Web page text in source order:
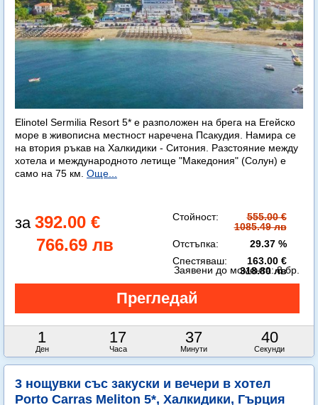
Elinotel Sermilia Resort 5* е разположен на брега на Егейско
море в живописна местност наречена Псакудия. Намира се
на втория ръкав на Халкидики - Ситония. Разстояние между
хотела и международното летище "Македония" (Солун) е
само на 75 км. Още...
392.00 €
766.69 лв
Стойност:
555.00 €
1085.49 лв
Отстъпка:
29.37 %
Спестяваш:
163.00 €
318.80 лв
1
Ден
17
Часа
37
Минути
38
Секунди
Заявени до момента:8 бр.
3 нощувки със закуски и вечери в хотел
Porto Carras Meliton 5*, Халкидики, Гърция